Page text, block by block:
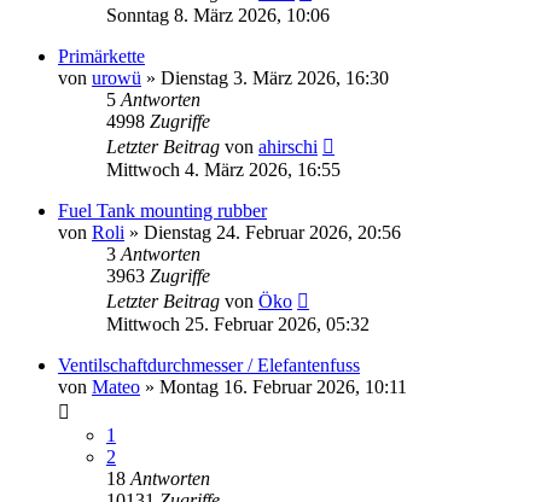
Sonntag 8. März 2026, 10:06
Primärkette
von urowü » Dienstag 3. März 2026, 16:30
5 Antworten
4998 Zugriffe
Letzter Beitrag von ahirschi
Mittwoch 4. März 2026, 16:55
Fuel Tank mounting rubber
von Roli » Dienstag 24. Februar 2026, 20:56
3 Antworten
3963 Zugriffe
Letzter Beitrag von Öko
Mittwoch 25. Februar 2026, 05:32
Ventilschaftdurchmesser / Elefantenfuss
von Mateo » Montag 16. Februar 2026, 10:11
1
2
18 Antworten